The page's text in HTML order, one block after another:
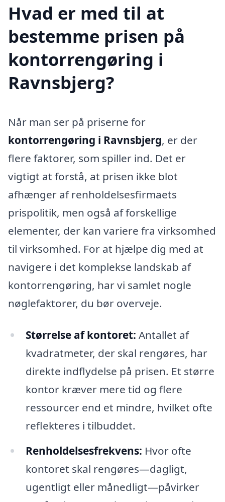
Hvad er med til at
bestemme prisen på
kontorrengøring i
Ravnsbjerg?
Når man ser på priserne for
kontorrengøring i Ravnsbjerg, er der
flere faktorer, som spiller ind. Det er
vigtigt at forstå, at prisen ikke blot
afhænger af renholdelsesfirmaets
prispolitik, men også af forskellige
elementer, der kan variere fra virksomhed
til virksomhed. For at hjælpe dig med at
navigere i det komplekse landskab af
kontorrengøring, har vi samlet nogle
nøglefaktorer, du bør overveje.
Størrelse af kontoret: Antallet af
kvadratmeter, der skal rengøres, har
direkte indflydelse på prisen. Et større
kontor kræver mere tid og flere
ressourcer end et mindre, hvilket ofte
reflekteres i tilbuddet.
Renholdelsesfrekvens: Hvor ofte
kontoret skal rengøres—dagligt,
ugentligt eller månedligt—påvirker